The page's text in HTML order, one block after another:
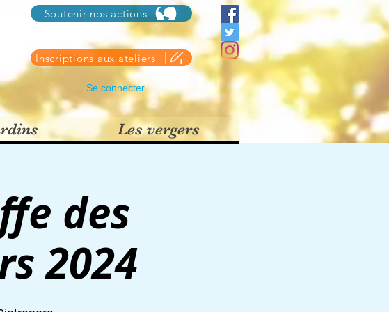
Soutenir nos actions
Inscriptions aux ateliers
Se connecter
Les vergers
des
2024